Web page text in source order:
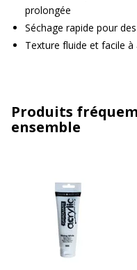
prolongée
Séchage rapide pour
Texture fluide et facile à
Produits
ensemble